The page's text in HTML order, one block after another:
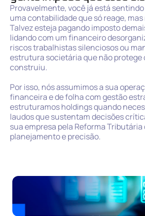
Provavelmente, você já está
uma contabilidade que só reage,
Talvez esteja pagando imposto
lidando com um financeiro
riscos trabalhistas silenciosos ou
estrutura societária que não protege
construiu.
Por isso, nós assumimos a sua
financeira e de folha com gestão
estruturamos holdings quando
laudos que sustentam decisões
sua empresa pela Reforma Tributária
planejamento e precisão.